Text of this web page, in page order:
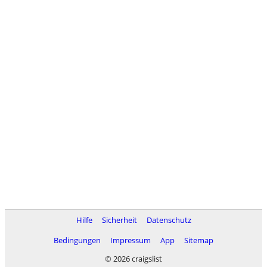
Hilfe Sicherheit
Datenschutz
Bedingungen
Impressum App
Sitemap
© 2026 craigslist